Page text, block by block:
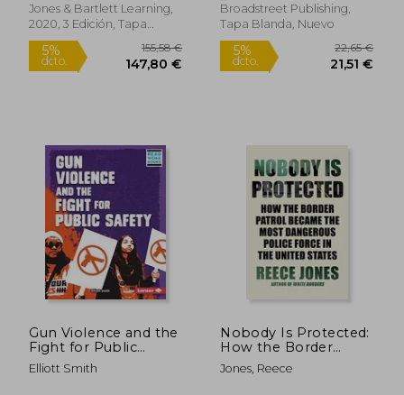
Jones & Bartlett Learning,
2020, 3 Edición, Tapa
Blanda, Nuevo
Broadstreet Publishing,
Tapa Blanda, Nuevo
Gun Violence and the
Fight for Public
Safety (Issues in
Action (Read Woke
Elliott Smith
Nobody Is Protected:
How the Border
Patrol Became the
Most Dangerous
Jones, Reece